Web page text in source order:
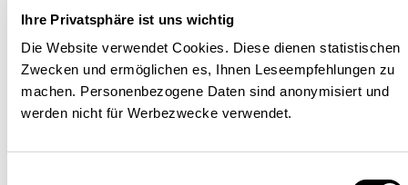
Ihre Privatsphäre ist uns wichtig
Die Website verwendet Cookies. Diese dienen statistischen
Zwecken und ermöglichen es, Ihnen Leseempfehlungen zu
machen. Personenbezogene Daten sind anonymisiert und
werden nicht für Werbezwecke verwendet.
Effizienz oder
Verteilungsgerechtigkeit bei der
Mittelverwendung?